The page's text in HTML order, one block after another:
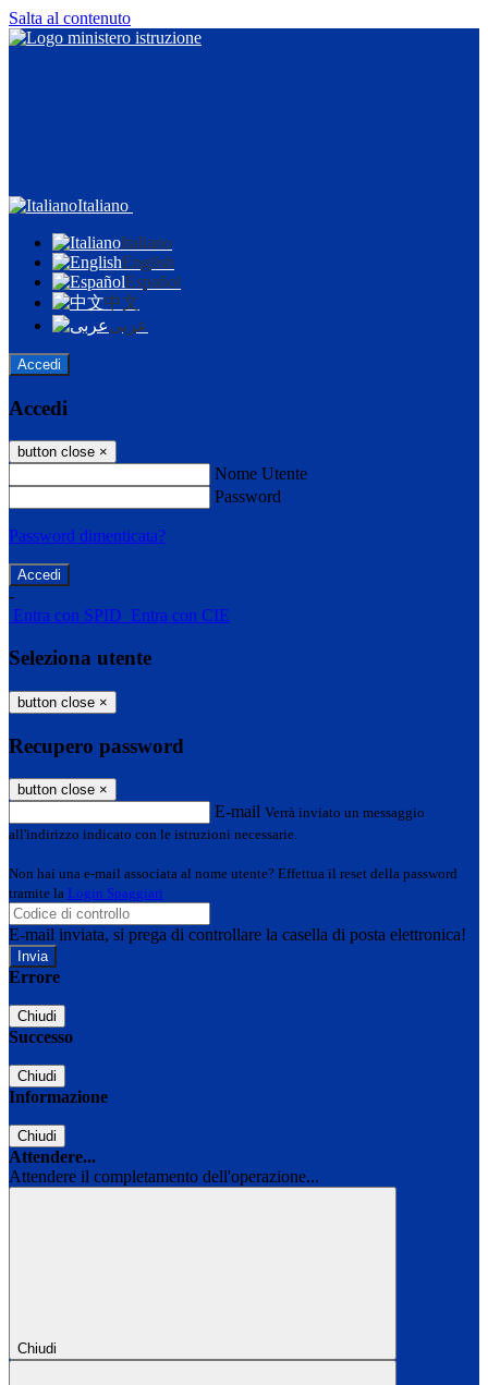
Salta al contenuto
Italiano
Italiano
English
Español
中文
عربى
Accedi
Accedi
button close ×
Nome Utente
Password
Password dimenticata?
-
Entra con SPID Entra con CIE
Seleziona utente
button close ×
Recupero password
button close ×
E-mail Verrà inviato un messaggio
all'indirizzo indicato con le istruzioni necessarie.
Non hai una e-mail associata al nome utente? Effettua il reset della password
tramite la Login Spaggiari
E-mail inviata, si prega di controllare la casella di posta elettronica!
Errore
Chiudi
Successo
Chiudi
Informazione
Chiudi
Attendere...
Attendere il completamento dell'operazione...
Chiudi